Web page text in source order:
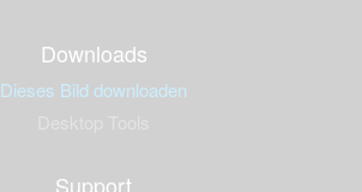
Downloads
Dieses Bild downloaden
Support